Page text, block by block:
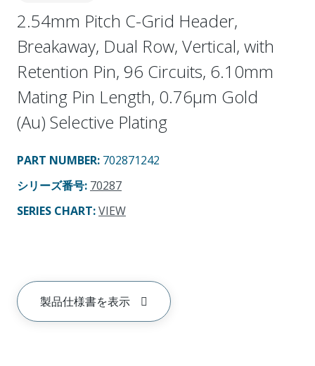
2.54mm Pitch C-Grid Header,
Breakaway, Dual Row, Vertical, with
Retention Pin, 96 Circuits, 6.10mm
Mating Pin Length, 0.76µm Gold
(Au) Selective Plating
PART NUMBER: 702871242
シリーズ番号: 70287
SERIES CHART:VIEW
製品仕様書を表示